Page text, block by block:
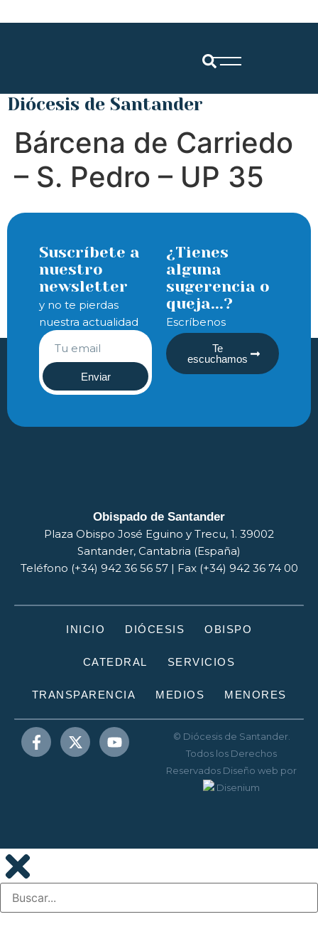
Diócesis de Santander
Bárcena de Carriedo
– S. Pedro – UP 35
Suscríbete a
nuestro
newsletter
y no te pierdas
nuestra actualidad
Enviar
¿Tienes
alguna
sugerencia o
queja...?
Escríbenos
Te
escuchamos
Obispado de Santander
Plaza Obispo José Eguino y Trecu, 1. 39002
Santander, Cantabria (España)
Teléfono (+34) 942 36 56 57 | Fax (+34) 942 36 74 00
INICIO DIÓCESIS OBISPO
CATEDRAL SERVICIOS
TRANSPARENCIA MEDIOS MENORES
© Diócesis de Santander.
Todos los Derechos
Reservados Diseño web por
Disenium